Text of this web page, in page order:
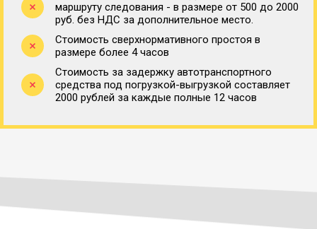
маршруту следования - в размере от 500 до 2000
руб. без НДС за дополнительное место.
Стоимость сверхнормативного простоя в
размере более 4 часов
Стоимость за задержку автотранспортного
средства под погрузкой-выгрузкой составляет
2000 рублей за каждые полные 12 часов